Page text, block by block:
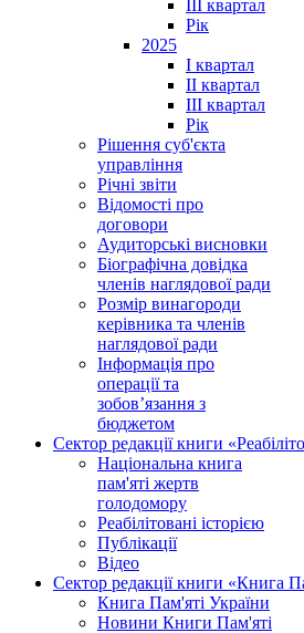
III квартал
Рік
2025
I квартал
II квартал
III квартал
Рік
Рішення суб'єкта
управління
Річні звіти
Відомості про
договори
Аудиторські висновки
Біографічна довідка
членів наглядової ради
Розмір винагороди
керівника та членів
наглядової ради
Інформація про
операції та
зобов’язання з
бюджетом
Сектор редакції книги
Національна книга
пам'яті жертв
голодомору
Реабілітовані історією
Публікації
Відео
Сектор редакції книги «Книга
Книга Пам'яті України
Новини Книги Пам'яті